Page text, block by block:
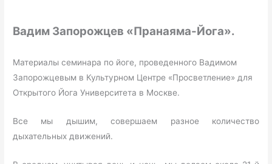
Вадим Запорожцев «Пранаяма-Йога».
Материалы семинара по йоге, проведенного Вадимом
Запорожцевым в Культурном Центре «Просветление» для
Открытого Йога Университета в Москве.
Все мы дышим, совершаем разное количество
дыхательных движений.